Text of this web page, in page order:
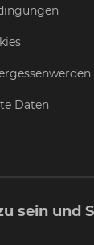
Daten
sein und